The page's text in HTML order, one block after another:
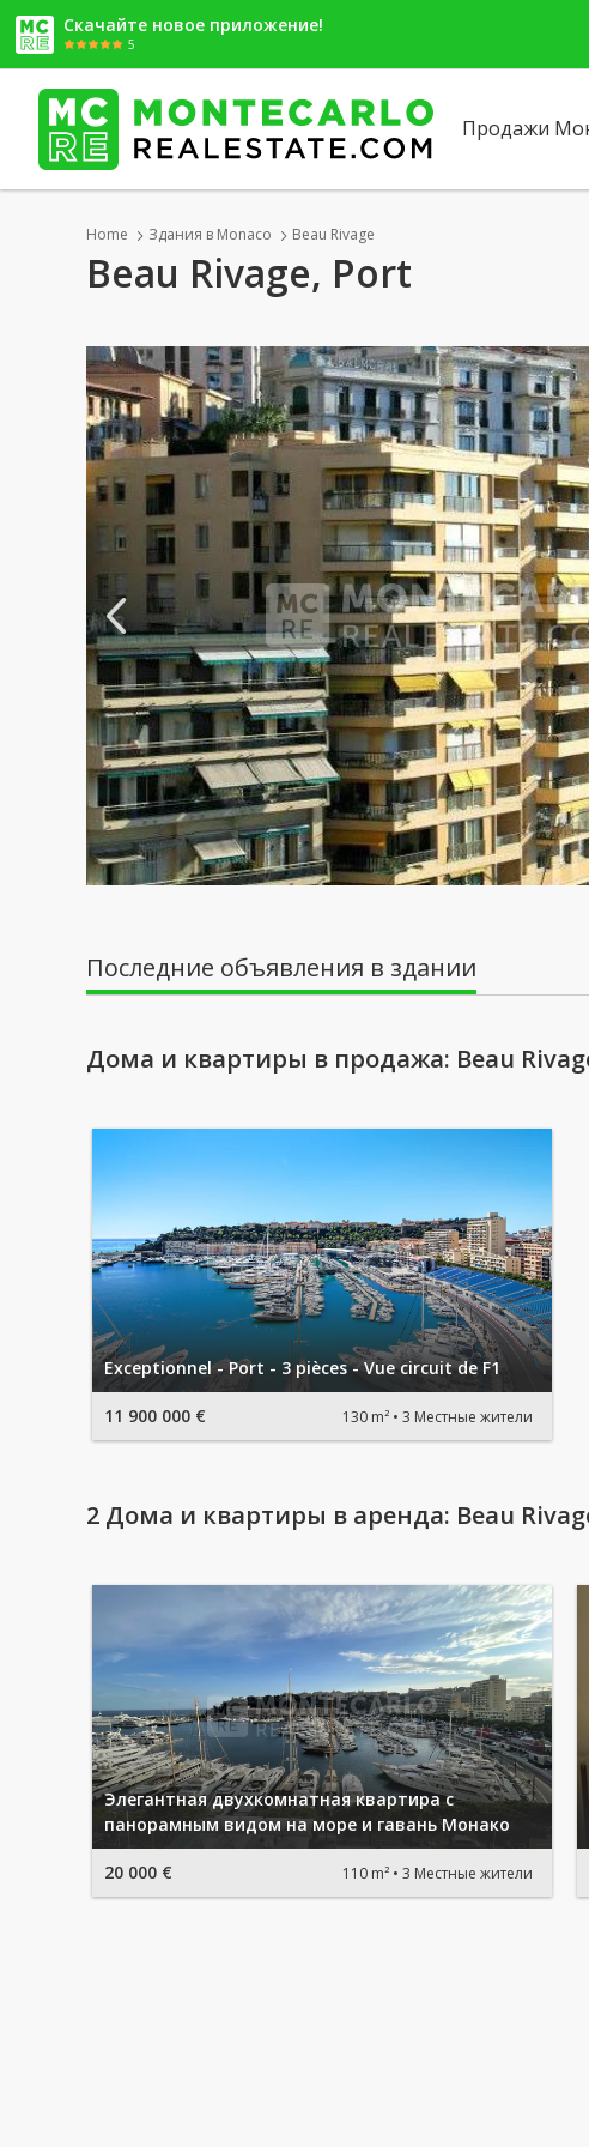
Скачайте новое приложение!
5
Продажи
Home Здания в Monaco Beau Rivage
Beau Rivage, Port
Последние объявления в здании
Дома и квартиры в продажа: Beau
Exceptionnel - Port - 3 pièces - Vue circuit de F1
11 900 000 € 130 m² 3 Местные жители
2 Дома и квартиры в аренда: Beau
Элегантная двухкомнатная квартира с
панорамным видом на море и гавань Монако
20 000 € 110 m² 3 Местные жители